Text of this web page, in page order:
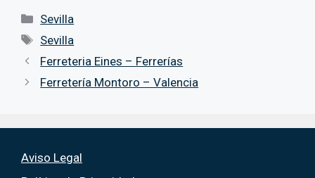
Categorías
Sevilla
Etiquetas
Sevilla
Ferreteria Eines – Ferrerías
Ferretería Montoro – Valencia
Aviso Legal